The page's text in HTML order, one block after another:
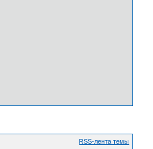
RSS-лента темы